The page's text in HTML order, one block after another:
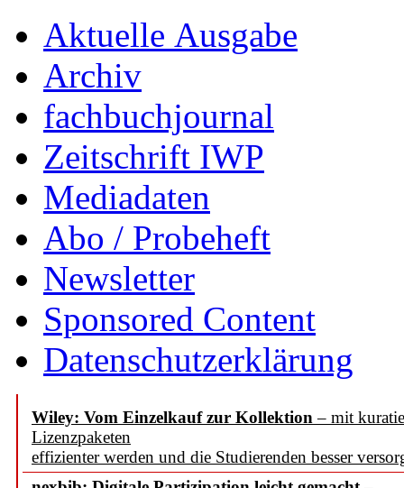
Aktuelle Ausgabe
Archiv
fachbuchjournal
Zeitschrift IWP
Mediadaten
Abo / Probeheft
Newsletter
Sponsored Content
Datenschutzerklärung
Wiley: Vom Einzelkauf zur Kollektion – mit
Lizenzpaketen
effizienter werden und die Studierenden besser